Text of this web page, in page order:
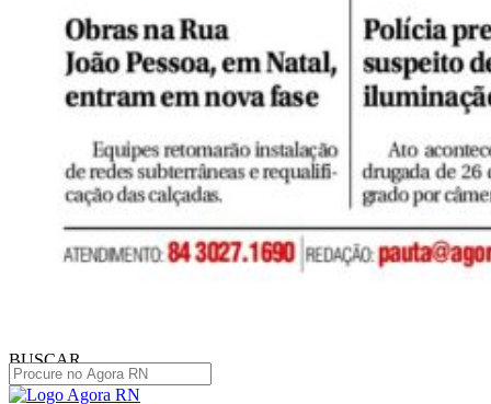
BUSCAR